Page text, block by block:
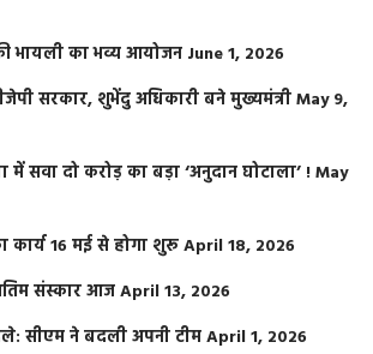
भायली का भव्य आयोजन June 1, 2026
सरकार, शुभेंदु अधिकारी बने मुख्यमंत्रीMay 9,
में सवा दो करोड़ का बड़ा ‘अनुदान घोटाला’ !May
कार्य 16 मई से होगा शुरूApril 18, 2026
संस्कार आजApril 13, 2026
सीएम ने बदली अपनी टीमApril 1, 2026